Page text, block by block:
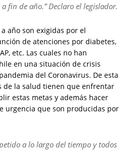
fin de año.” Declaro el legislador.
año son exigidas por el
de atenciones por diabetes,
etc. Las cuales no han
en una situación de crisis
del Coronavirus. De esta
de la salud tienen que enfrentar
estas metas y además hacer
urgencia que son producidas por
a lo largo del tiempo y todos